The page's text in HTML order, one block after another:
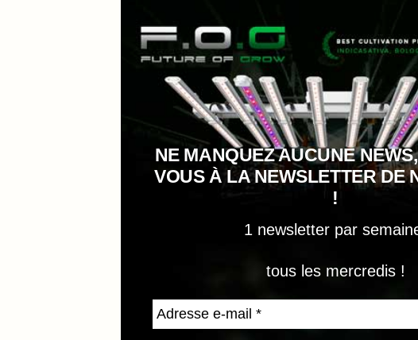
NE MANQUEZ AUCUNE
VOUS À LA NEWSLETTER DE
!
1 newsletter par
tous les mercredis !